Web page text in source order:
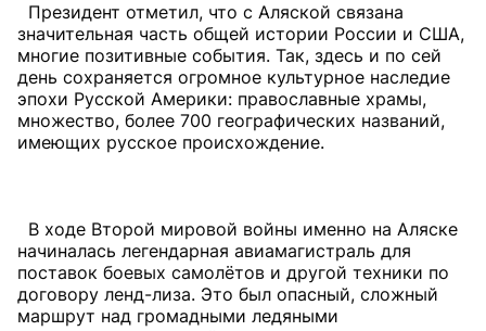
Президент отметил, что с Аляской связана
значительная часть общей истории России и США,
многие позитивные события. Так, здесь и по сей
день сохраняется огромное культурное наследие
эпохи Русской Америки: православные храмы,
множество, более 700 географических названий,
имеющих русское происхождение.
В ходе Второй мировой войны именно на Аляске
начиналась легендарная авиамагистраль для
поставок боевых самолётов и другой техники по
договору ленд-лиза. Это был опасный, сложный
маршрут над громадными ледяными